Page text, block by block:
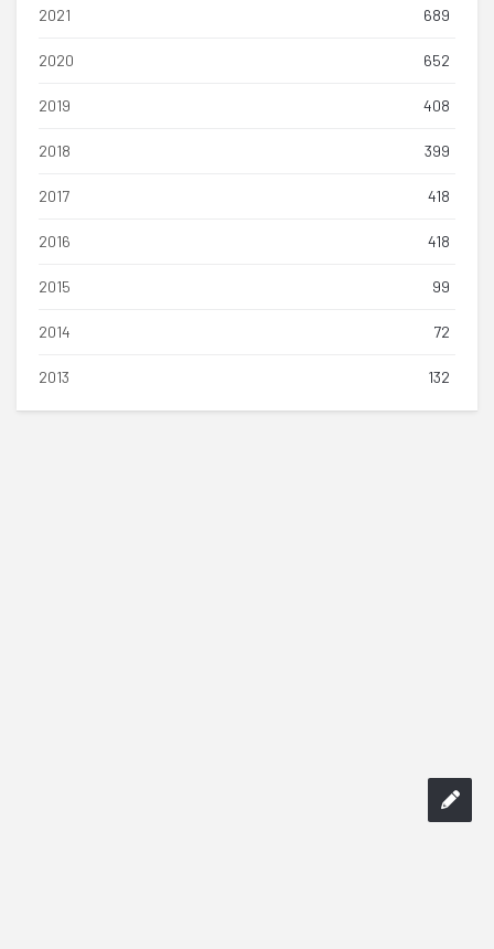
2021 689
2020 652
2019 408
2018 399
2017 418
2016 418
2015 99
2014 72
2013 132